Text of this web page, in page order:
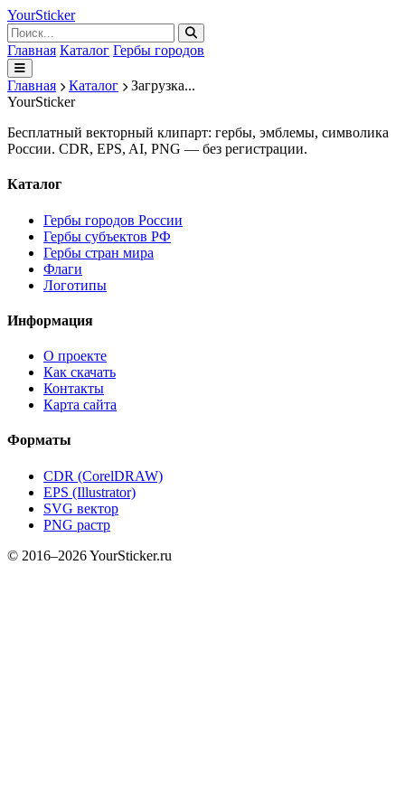
YourSticker
Главная Каталог Гербы городов
Главная Каталог
Загрузка...
YourSticker
Бесплатный векторный клипарт: гербы, эмблемы, символика
России. CDR, EPS, AI, PNG — без регистрации.
Каталог
Гербы городов России
Гербы субъектов РФ
Гербы стран мира
Флаги
Логотипы
Информация
О проекте
Как скачать
Контакты
Карта сайта
Форматы
CDR (CorelDRAW)
EPS (Illustrator)
SVG вектор
PNG растр
© 2016–2026 YourSticker.ru